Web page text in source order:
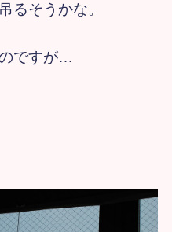
るそうかな。
ですが…